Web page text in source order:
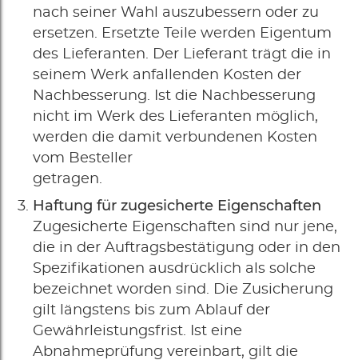
nach seiner Wahl auszubessern oder zu
ersetzen. Ersetzte Teile werden Eigentum
des Lieferanten. Der Lieferant trägt die in
seinem Werk anfallenden Kosten der
Nachbesserung. Ist die Nachbesserung
nicht im Werk des Lieferanten möglich,
werden die damit verbundenen Kosten
vom Besteller
getragen.
Haftung für zugesicherte Eigenschaften
Zugesicherte Eigenschaften sind nur jene,
die in der Auftragsbestätigung oder in den
Spezifikationen ausdrücklich als solche
bezeichnet worden sind. Die Zusicherung
gilt längstens bis zum Ablauf der
Gewährleistungsfrist. Ist eine
Abnahmeprüfung vereinbart, gilt die